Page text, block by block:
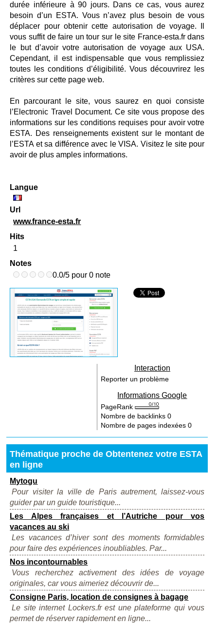
durée inférieure à 90 jours. Dans ce cas, vous aurez
besoin d’un ESTA. Vous n’avez plus besoin de vous
déplacer pour obtenir cette autorisation de voyage. Il
vous suffit de faire un tour sur le site France-esta.fr dans
le but d’avoir votre autorisation de voyage aux USA.
Cependant, il est indispensable que vous remplissiez
toutes les conditions d’éligibilité. Vous découvrirez les
critères sur cette page web.
En parcourant le site, vous saurez en quoi consiste
l’Electronic Travel Document. Ce site vous propose des
informations sur les conditions requises pour avoir votre
ESTA. Des renseignements existent sur le montant de
l’ESTA et sa différence avec le VISA. Visitez le site pour
avoir de plus amples informations.
Langue
Url
www.france-esta.fr
Hits
1
Notes
0.0/5 pour 0 note
Interaction
Reporter un problème
Informations Google
PageRank
Nombre de backlinks0
Nombre de pages indexées0
Thématique proche de Obtentenez votre ESTA
en ligne
Mytogu
Pour visiter la ville de Paris autrement, laissez-vous
guider par un guide touristique...
Les Alpes françaises et l’Autriche pour vos
vacances au ski
Les vacances d’hiver sont des moments formidables
pour faire des expériences inoubliables. Par...
Nos incontournables
Vous recherchez activement des idées de voyage
originales, car vous aimeriez découvrir de...
Consigne Paris, location de consignes à bagage
Le site internet Lockers.fr est une plateforme qui vous
permet de réserver rapidement en ligne...